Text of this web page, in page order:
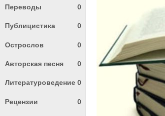
Переводы 0
Публицистика 0
Острослов 0
Авторская песня 0
Литературоведение 0
Рецензии 0